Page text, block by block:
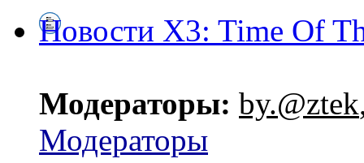
Новости X3: Time Of
Модераторы: by.@ztek
Модераторы